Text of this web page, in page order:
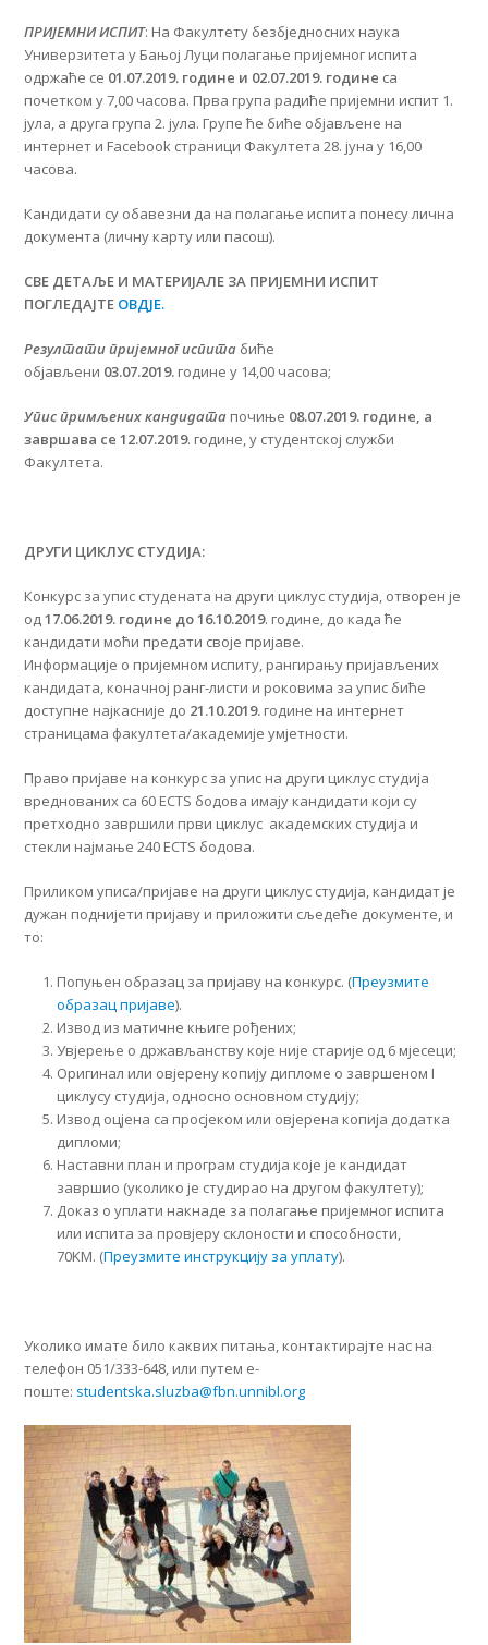
ПРИЈЕМНИ ИСПИТ: На Факултету безбједносних наука
Универзитета у Бањој Луци полагање пријемног испита
одржаће се 01.07.2019. године и 02.07.2019. године са
почетком у 7,00 часова. Прва група радиће пријемни испит 1.
јула, а друга група 2. јула. Групе ће биће објављене на
интернет и Facebook страници Факултета 28. јуна у 16,00
часова.
Кандидати су обавезни да на полагање испита понесу лична
документа (личну карту или пасош).
СВЕ ДЕТАЉЕ И МАТЕРИЈАЛЕ ЗА ПРИЈЕМНИ ИСПИТ
ПОГЛЕДАЈТЕ ОВДЈЕ.
Резултати пријемног испита биће
објављени 03.07.2019. године у 14,00 часова;
Упис примљених кандидата почиње 08.07.2019. године, а
завршава се 12.07.2019. године, у студентској служби
Факултета.
ДРУГИ ЦИКЛУС СТУДИЈА:
Конкурс за упис студената на други циклус студија, отворен је
од17.06.2019. године до 16.10.2019. године, до када ће
кандидати моћи предати своје пријаве.
Информације о пријемном испиту, рангирању пријављених
кандидата, коначној ранг-листи и роковима за упис биће
доступне најкасније до 21.10.2019. године на интернет
страницама факултета/академије умјетности.
Право пријаве на конкурс за упис на други циклус студија
вреднованих са 60 ECTS бодова имају кандидати који су
претходно завршили први циклус академских студија и
стекли најмање 240 ECTS бодова.
Приликом уписа/пријаве на други циклус студија, кандидат је
дужан поднијети пријаву и приложити сљедеће документе, и
то:
Попуњен образац за пријаву на конкурс. (Преузмите
образац пријаве).
Извод из матичне књиге рођених;
Увјерење о држављанству које није старије од 6 мјесеци;
Оригинал или овјерену копију дипломе о завршеном I
циклусу студија, односно основном студију;
Извод оцјена са просјеком или овјерена копија додатка
дипломи;
Наставни план и програм студија које је кандидат
завршио (уколико је студирао на другом факултету);
Доказ о уплати накнаде за полагање пријемног испита
или испита за провјеру склоности и способности,
70KM. (Преузмите инструкцију за уплату).
Уколико имате било каквих питања, контактирајте нас на
телефон 051/333-648, или путем е-
поште: studentska.sluzba@fbn.unnibl.org